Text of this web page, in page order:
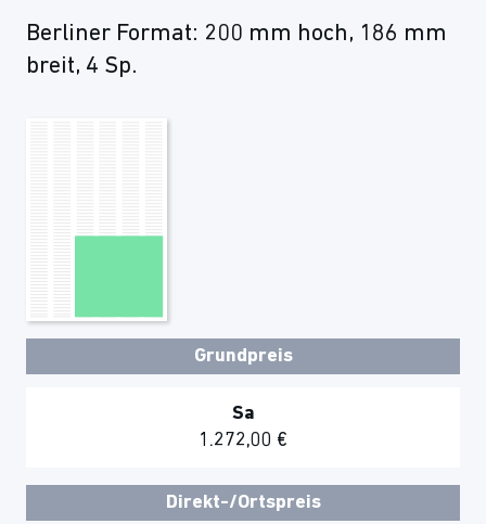
Berliner Format: 200 mm hoch, 186 mm
breit, 4 Sp.
Grundpreis
Sa
1.272,00 €
Direkt-/Ortspreis